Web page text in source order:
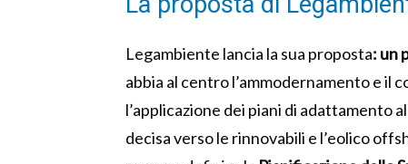
Legambiente lancia la sua proposta: un
abbia al centro l’ammodernamento e il
l’applicazione dei piani di adattamento
decisa verso le rinnovabili e l’eolico